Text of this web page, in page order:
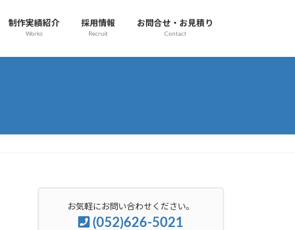
制作実績紹介
Works
採用情報
Recruit
お問合せ・お見積り
Contact
お気軽にお問い合わせください。
(052)626-5021